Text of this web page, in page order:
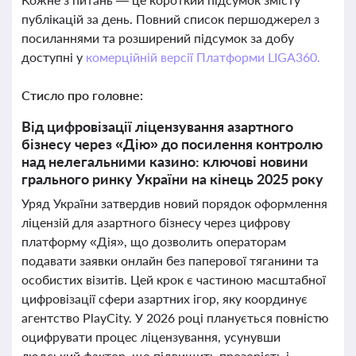
публікацій за день. Повний список першоджерел з
посиланнями та розширений підсумок за добу
доступні у комерційній версії Платформи LIGA360.
Стисло про головне:
Від цифровізації ліцензування азартного
бізнесу через «Дію» до посилення контролю
над нелегальними казино: ключові новини
грального ринку України на кінець 2025 року
Уряд України затвердив новий порядок оформлення
ліцензій для азартного бізнесу через цифрову
платформу «Дія», що дозволить операторам
подавати заявки онлайн без паперової тяганини та
особистих візитів. Цей крок є частиною масштабної
цифровізації сфери азартних ігор, яку координує
агентство PlayCity. У 2026 році планується повністю
оцифрувати процес ліцензування, усунувши